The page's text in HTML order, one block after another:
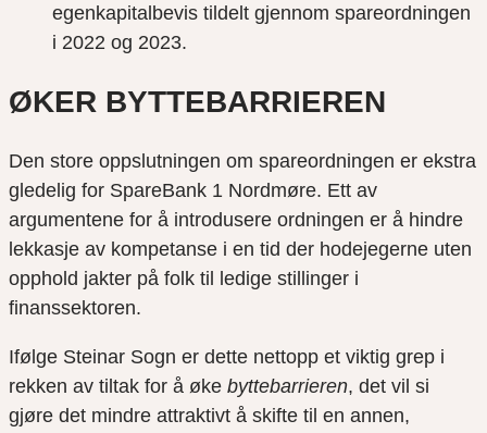
egenkapitalbevis tildelt gjennom spareordningen
i 2022 og 2023.
ØKER BYTTEBARRIEREN
Den store oppslutningen om spareordningen er ekstra
gledelig for SpareBank 1 Nordmøre. Ett av
argumentene for å introdusere ordningen er å hindre
lekkasje av kompetanse i en tid der hodejegerne uten
opphold jakter på folk til ledige stillinger i
finanssektoren.
Ifølge Steinar Sogn er dette nettopp et viktig grep i
rekken av tiltak for å øke byttebarrieren, det vil si
gjøre det mindre attraktivt å skifte til en annen,